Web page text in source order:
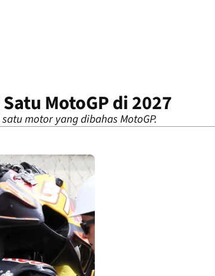
MotoGP di 2027
motor yang dibahas MotoGP.